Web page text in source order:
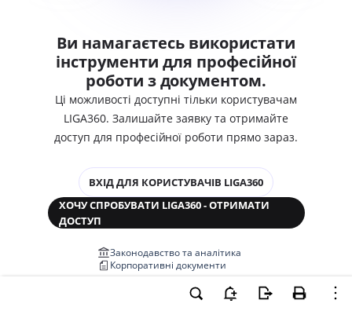
Ви намагаєтесь використати
інструменти для професійної
роботи з документом.
Ці можливості доступні тільки користувачам
LIGA360. Залишайте заявку та отримайте
доступ для професійної роботи прямо зараз.
ВХІД ДЛЯ КОРИСТУВАЧІВ LIGA360
ХОЧУ СПРОБУВАТИ LIGA360 - ОТРИМАТИ
ДОСТУП
Законодавство та аналітика
Корпоративні документи
Медіааналіз та репутація